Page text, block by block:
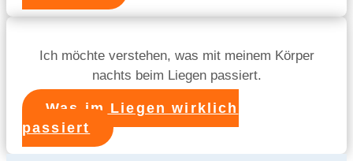
Ich möchte verstehen, was mit meinem Körper
nachts beim Liegen passiert.
Was im Liegen wirklich
passiert